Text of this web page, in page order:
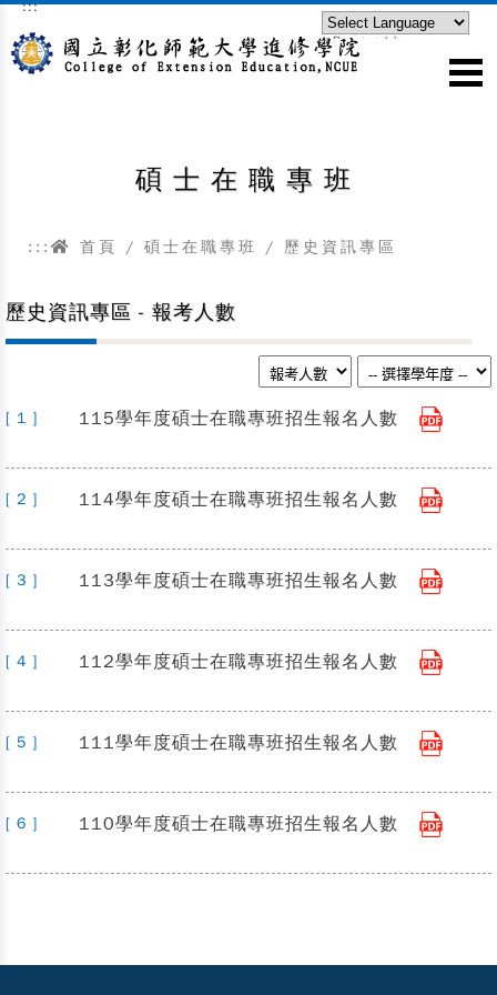
跳到主要內容區塊
:::
Powered by
碩士在職專班
::: 首頁 / 碩士在職專班 / 歷史資訊專區
歷史資訊專區 - 報考人數
[ 1 ] 115學年度碩士在職專班招生報名人數
[ 2 ] 114學年度碩士在職專班招生報名人數
[ 3 ] 113學年度碩士在職專班招生報名人數
[ 4 ] 112學年度碩士在職專班招生報名人數
[ 5 ] 111學年度碩士在職專班招生報名人數
[ 6 ] 110學年度碩士在職專班招生報名人數